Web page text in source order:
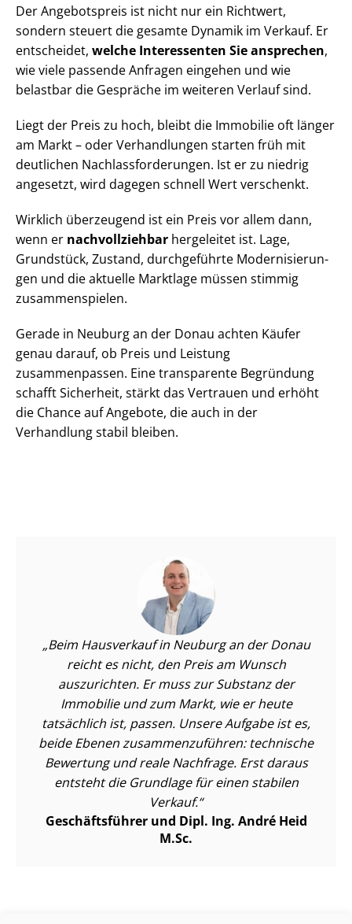
Der Angebotspreis ist nicht nur ein Richtwert,
sondern steuert die gesamte Dynamik im Verkauf. Er
entscheidet, welche Interessenten Sie ansprechen,
wie viele passende Anfragen eingehen und wie
belastbar die Gespräche im weiteren Verlauf sind.
Liegt der Preis zu hoch, bleibt die Immobilie oft länger
am Markt – oder Verhandlungen starten früh mit
deutlichen Nach­lass­for­de­run­gen. Ist er zu niedrig
angesetzt, wird dagegen schnell Wert verschenkt.
Wirklich überzeugend ist ein Preis vor allem dann,
wenn er nachvollziehbar hergeleitet ist. Lage,
Grundstück, Zustand, durchgeführte Mo­der­ni­sie­run­
gen und die aktuelle Marktlage müssen stimmig
zusammenspielen.
Gerade in Neuburg an der Donau achten Käufer
genau darauf, ob Preis und Leistung
zusammenpassen. Eine transparente Begründung
schafft Sicherheit, stärkt das Vertrauen und erhöht
die Chance auf Angebote, die auch in der
Verhandlung stabil bleiben.
Beim Hausverkauf in Neuburg an der Donau
reicht es nicht, den Preis am Wunsch
auszurichten. Er muss zur Substanz der
Immobilie und zum Markt, wie er heute
tatsächlich ist, passen. Unsere Aufgabe ist es,
beide Ebenen zu­sam­men­zu­füh­ren: technische
Bewertung und reale Nachfrage. Erst daraus
entsteht die Grundlage für einen stabilen
Verkauf.
Geschäftsführer und Dipl. Ing. André Heid
M.Sc.